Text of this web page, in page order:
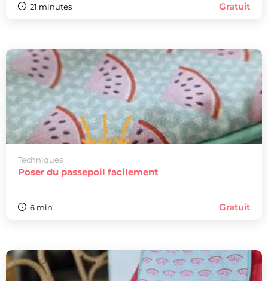
21 minutes Gratuit
Techniques
Poser du passepoil facilement
6 min Gratuit